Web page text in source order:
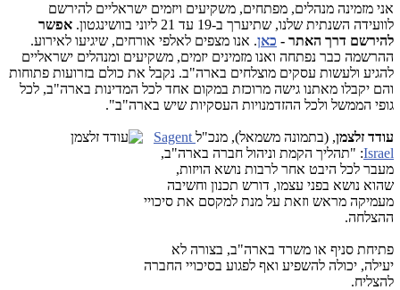
אני מזמינה מנהלים, מפתחים, משקיעים ויזמים ישראליים להירשם
לוועידה השנתית שלנו, שתיערך ב-19 עד 21 ליוני בוושינגטון.
אפשר
להירשם דרך האתר - כאן. אנו מצפים לאלפי אורחים, שיגיעו לאירוע.
ההרשמה כבר נפתחה ואנו מזמינים יזמים, משקיעים ומנהלים ישראליים
להגיע ולעשות עסקים מוצלחים בארה"ב. נקבל את כולם בזרועות פתוחות
והם יקבלו מאתנו גישה מרוכזת במקום אחד לכל המדינות בארה"ב, לכל
גופי הממשל ולכל ההזדמנויות העסקיות שיש בארה"ב".
עודד זלצמן, (בתמונה משמאל), מנכ"ל Sagent
Israel: "תהליך הקמת וניהול חברה בארה"ב,
מעבר לכל היבט אחר לרבות נושא הויזות,
שהוא נושא בפני עצמו, דורש תכנון וחשיבה
מעמיקה מראש וזאת על מנת למקסם את סיכויי
ההצלחה.
פתיחת סניף או משרד בארה"ב, בצורה לא
יעילה, יכולה להשפיע ואף לפגוע בסיכויי החברה
להצליח.